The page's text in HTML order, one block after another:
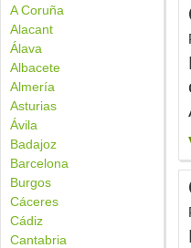
A Coruña
Alacant
Álava
Albacete
Almería
Asturias
Ávila
Badajoz
Barcelona
Burgos
Cáceres
Cádiz
Cantabria